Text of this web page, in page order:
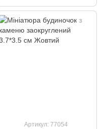
Артикул: 77054